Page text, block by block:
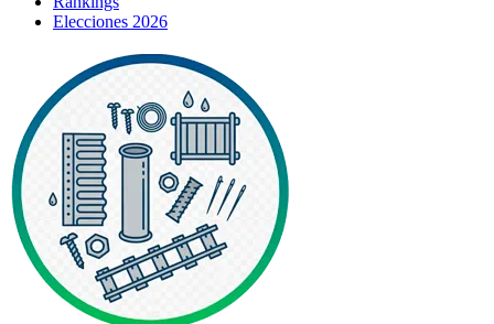
Elecciones 2026